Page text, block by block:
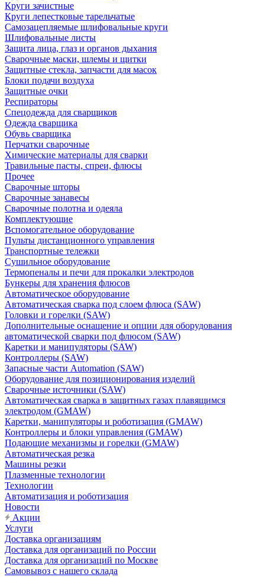
Круги зачистные
Круги лепестковые тарельчатые
Самозацепляемые шлифовальные круги
Шлифовальные листы
Защита лица, глаз и органов дыхания
Сварочные маски, шлемы и щитки
Защитные стекла, запчасти для масок
Блоки подачи воздуха
Защитные очки
Респираторы
Спецодежда для сварщиков
Одежда сварщика
Обувь сварщика
Перчатки сварочные
Химические материалы для сварки
Травильные пасты, спреи, флюсы
Прочее
Сварочные шторы
Сварочные занавесы
Сварочные полотна и одеяла
Комплектующие
Вспомогательное оборудование
Пульты дистанционного управления
Транспортные тележки
Сушильное оборудование
Термопеналы и печи для прокалки электродов
Бункеры для хранения флюсов
Автоматическое оборудование
Автоматическая сварка под слоем флюса (SAW)
Головки и горелки (SAW)
Дополнительные оснащение и опции для оборудования
автоматической сварки под флюсом (SAW)
Каретки и манипуляторы (SAW)
Контроллеры (SAW)
Запасные части Automation (SAW)
Оборудование для позиционирования изделий
Сварочные источники (SAW)
Автоматическая сварка в защитных газах плавящимся
электродом (GMAW)
Каретки, манипуляторы и роботизация (GMAW)
Контроллеры и блоки управления (GMAW)
Подающие механизмы и горелки (GMAW)
Автоматическая резка
Машины резки
Плазменные технологии
Технологии
Автоматизация и роботизация
Новости
Акции
Услуги
Доставка организациям
Доставка для организаций по России
Доставка для организаций по Москве
Самовывоз с нашего склада